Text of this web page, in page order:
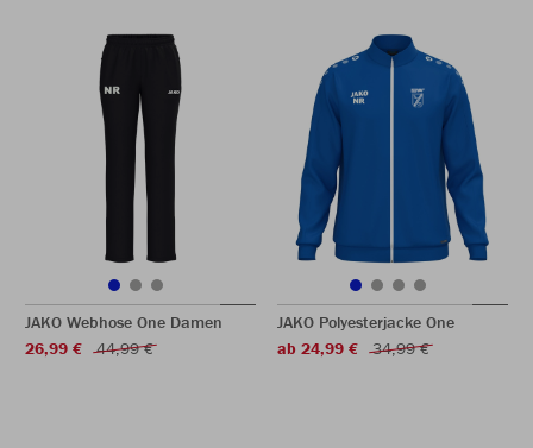
JAKO Webhose One Damen
26,99 €
44,99 €
JAKO Polyesterjacke One
ab 24,99 €
34,99 €